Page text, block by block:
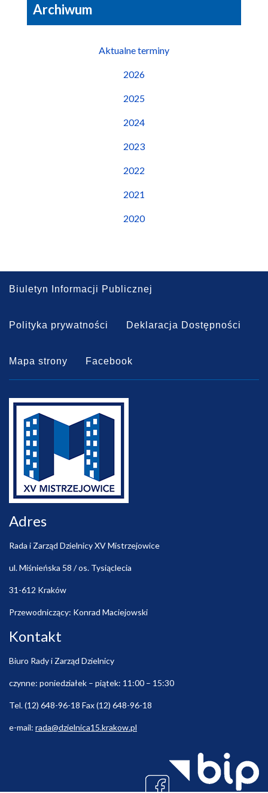
Archiwum
Aktualne terminy
2026
2025
2024
2023
2022
2021
2020
Biuletyn Informacji Publicznej
Polityka prywatności Deklaracja Dostępności
Mapa strony Facebook
Adres
Rada i Zarząd Dzielnicy XV Mistrzejowice
ul. Miśnieńska 58 / os. Tysiąclecia
31-612 Kraków
Przewodniczący: Konrad Maciejowski
Kontakt
Biuro Rady i Zarząd Dzielnicy
czynne: poniedziałek – piątek: 11:00 – 15:30
Tel. (12) 648-96-18 Fax (12) 648-96-18
e-mail: rada@dzielnica15.krakow.pl